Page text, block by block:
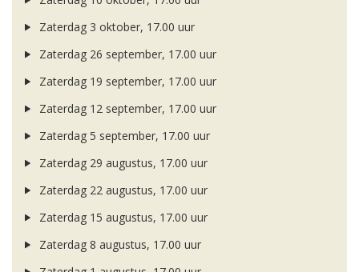
Zaterdag 3 oktober, 17.00 uur
Zaterdag 26 september, 17.00 uur
Zaterdag 19 september, 17.00 uur
Zaterdag 12 september, 17.00 uur
Zaterdag 5 september, 17.00 uur
Zaterdag 29 augustus, 17.00 uur
Zaterdag 22 augustus, 17.00 uur
Zaterdag 15 augustus, 17.00 uur
Zaterdag 8 augustus, 17.00 uur